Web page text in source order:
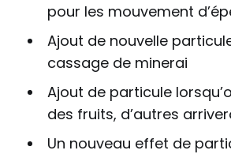
pour les mouvement
Ajout de nouvelle
cassage de minerai
Ajout de particule
des fruits, d’autres
Un nouveau effet de